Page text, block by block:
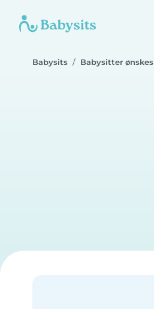
Babysits Babysitter ønskes